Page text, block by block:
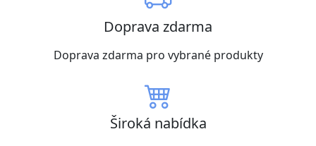
Doprava zdarma
Doprava zdarma pro vybrané produkty
Široká nabídka